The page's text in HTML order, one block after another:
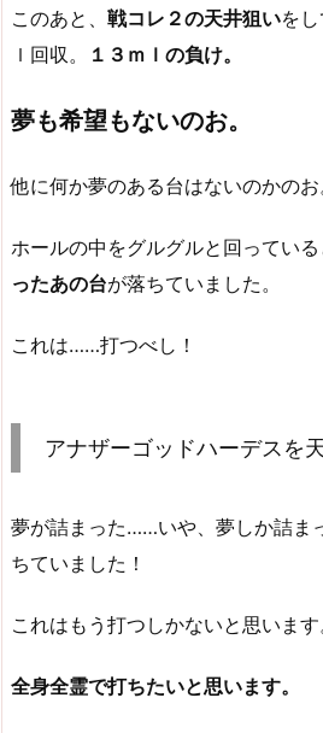
このあと、 戦コレ２の天井狙いを
ｌ回収。
１３ｍｌの負け。
夢も希望もないのお。
他に何か夢のある台はないのかのお
ホールの中をグルグルと回っている
ったあの台が落ちていました。
これは……打つべし！
アナザーゴッドハーデスを
夢が詰まった……いや、夢しか詰ま
ちていました！
これはもう打つしかないと思います
全身全霊で打ちたいと思います。